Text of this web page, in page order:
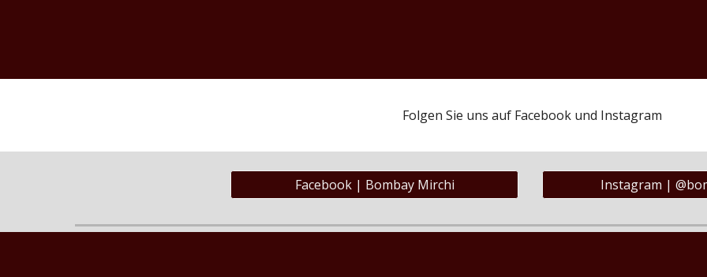
Folgen Sie uns auf Facebook und Instagram
Facebook | Bombay Mirchi Instagram |